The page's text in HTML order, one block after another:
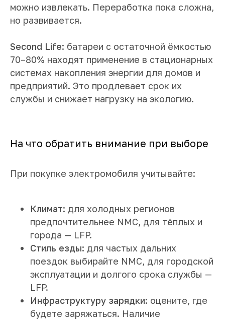
можно извлекать. Переработка пока сложна,
но развивается.
Second Life: батареи с остаточной ёмкостью
70–80% находят применение в стационарных
системах накопления энергии для домов и
предприятий. Это продлевает срок их
службы и снижает нагрузку на экологию.
На что обратить внимание при выборе
При покупке электромобиля учитывайте:
Климат: для холодных регионов
предпочтительнее NMC, для тёплых и
города — LFP.
Стиль езды: для частых дальних
поездок выбирайте NMC, для городской
эксплуатации и долгого срока службы —
LFP.
Инфраструктуру зарядки: оцените, где
будете заряжаться. Наличие